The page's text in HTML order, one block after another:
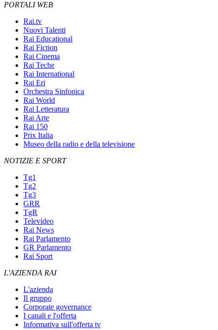
PORTALI WEB
Rai.tv
Nuovi Talenti
Rai Educational
Rai Fiction
Rai Cinema
Rai Teche
Rai International
Rai Eri
Orchestra Sinfonica
Rai World
Rai Letteratura
Rai Arte
Rai 150
Prix Italia
Museo della radio e della televisione
NOTIZIE E SPORT
Tg1
Tg2
Tg3
GRR
TgR
Televideo
Rai News
Rai Parlamento
GR Parlamento
Rai Sport
L'AZIENDA RAI
L'azienda
Il gruppo
Corporate governance
I canali e l'offerta
Informativa sull'offerta tv